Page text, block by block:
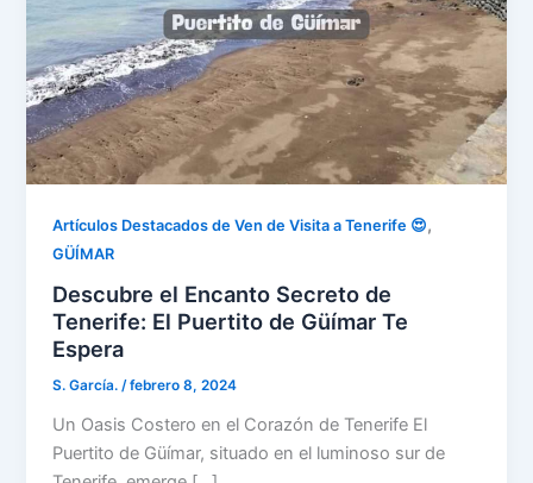
Artículos Destacados de Ven de Visita a Tenerife 😍,
GÜÍMAR
Descubre el Encanto Secreto de
Tenerife: El Puertito de Güímar Te
Espera
S. García./febrero 8, 2024
Un Oasis Costero en el Corazón de Tenerife El
Puertito de Güímar, situado en el luminoso sur de